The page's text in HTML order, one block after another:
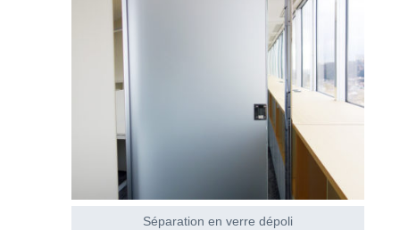
Séparation en verre dépoli